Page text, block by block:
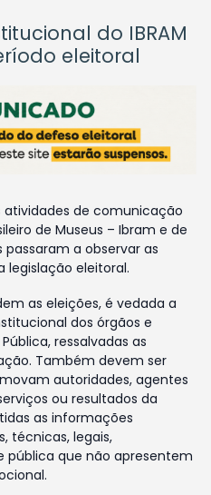
do IBRAM
eleitoral
atividades de comunicação
de Museus – Ibram e de
a observar as
legislação eleitoral.
as eleições, é vedada a
dos órgãos e
ressalvadas as
Também devem ser
autoridades, agentes
ou resultados da
as informações
técnicas, legais,
pública que não apresentem